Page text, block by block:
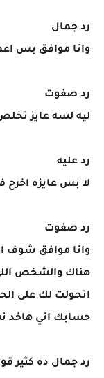
رد جمال
وانا موافق بس
رد صفوت
ليه لسه عايز
رد عليه
لا بس عايزه اخرج
رد صفوت
وانا موافق شوف
هناك والشخص
اتحولت لك على
حسابك اني هاخد
رد جمال ده كثير